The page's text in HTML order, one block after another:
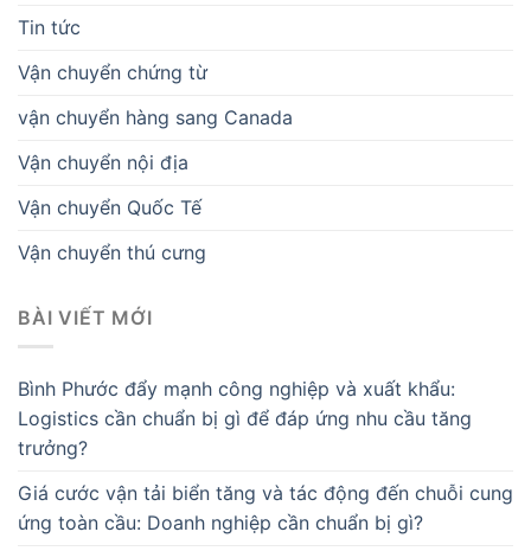
Tin tức
Vận chuyển chứng từ
vận chuyển hàng sang Canada
Vận chuyển nội địa
Vận chuyển Quốc Tế
Vận chuyển thú cưng
BÀI VIẾT MỚI
Bình Phước đẩy mạnh công nghiệp và xuất khẩu:
Logistics cần chuẩn bị gì để đáp ứng nhu cầu tăng
trưởng?
Giá cước vận tải biển tăng và tác động đến chuỗi cung
ứng toàn cầu: Doanh nghiệp cần chuẩn bị gì?